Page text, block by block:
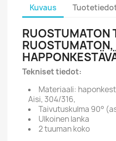
Kuvaus
RUOSTUMATON
Tekniset tiedot:
Materiaali:
Aisi, 304/316,
Taivutuskulma 90°
Ulkoinen lanka
2 tuuman koko